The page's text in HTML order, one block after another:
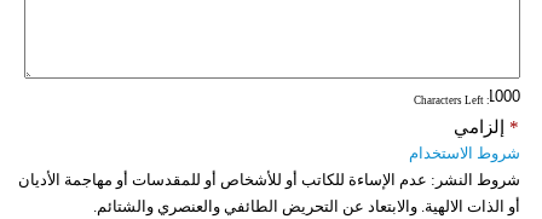
: Characters Left
إلزامي *
شروط الاستخدام
شروط النشر: عدم الإساءة للكاتب أو للأشخاص أو للمقدسات أو مهاجمة الأديان
أو الذات الالهية. والابتعاد عن التحريض الطائفي والعنصري والشتائم.